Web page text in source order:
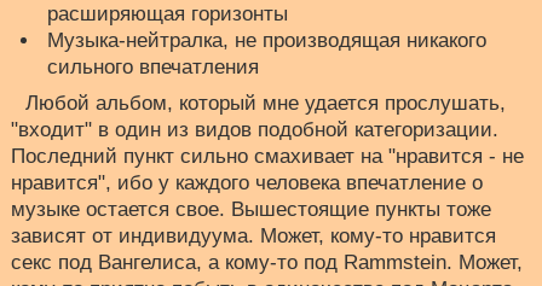
расширяющая горизонты
Музыка-нейтралка, не производящая никакого
сильного впечатления
Любой альбом, который мне удается прослушать,
"входит" в один из видов подобной категоризации.
Последний пункт сильно смахивает на "нравится - не
нравится", ибо у каждого человека впечатление о
музыке остается свое. Вышестоящие пункты тоже
зависят от индивидуума. Может, кому-то нравится
секс под Вангелиса, а кому-то под Rammstein. Может,